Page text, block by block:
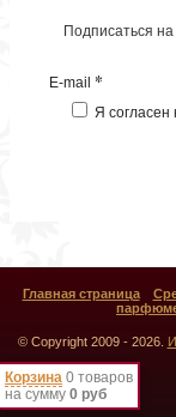
Корзина 0 товаров
на сумму 0 руб
Подписаться
E-mail *
Я согласен
Главная страница
© Copyright 2009 - 2026.